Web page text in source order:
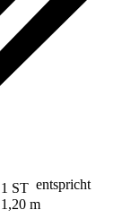
1 ST entspricht
1,20 m